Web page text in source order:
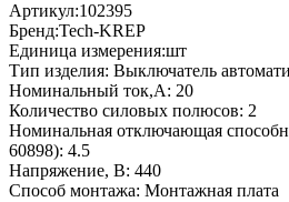
Артикул:102395
Бренд:Tech-KREP
Единица измерения:шт
Тип изделия: Выключатель
Номинальный ток,А: 20
Количество силовых полюсов: 2
Номинальная отключающая
60898): 4.5
Напряжение, В: 440
Способ монтажа: Монтажная плата